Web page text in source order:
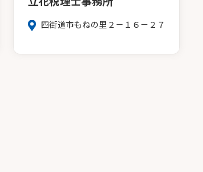
四街道市もねの里２－１６－２７